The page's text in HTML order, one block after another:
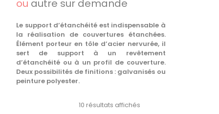
ou autre sur demande
Le support d’étanchéité est indispensable à
la réalisation de couvertures étanchées.
Élément porteur en tôle d’acier nervurée, il
sert de support à un revêtement
d’étanchéité ou à un profil de couverture.
Deux possibilités de finitions : galvanisés ou
peinture polyester.
10 résultats affichés